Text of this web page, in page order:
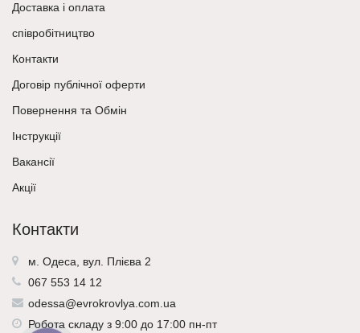
Доставка і оплата
співробітництво
Контакти
Договір публічної оферти
Повернення та Обмін
Інструкції
Вакансії
Акції
Контакти
м. Одеса, вул. Плієва 2
067 553 14 12
odessa@evrokrovlya.com.ua
Робота складу з 9:00 до 17:00 пн-пт